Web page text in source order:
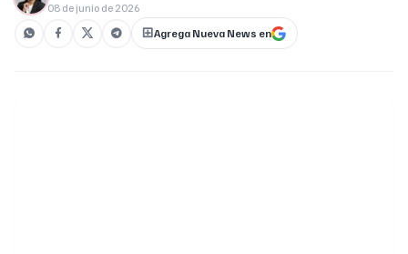
08 de junio de 2026
Agrega Nueva News en